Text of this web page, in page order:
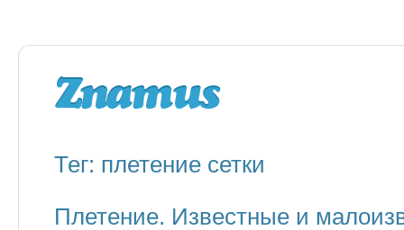
Тег: плетение сетки
Плетение. Известные и